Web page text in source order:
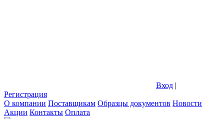
Вход |
Регистрация
О компании Поставщикам Образцы документов Новости
Акции Контакты Оплата